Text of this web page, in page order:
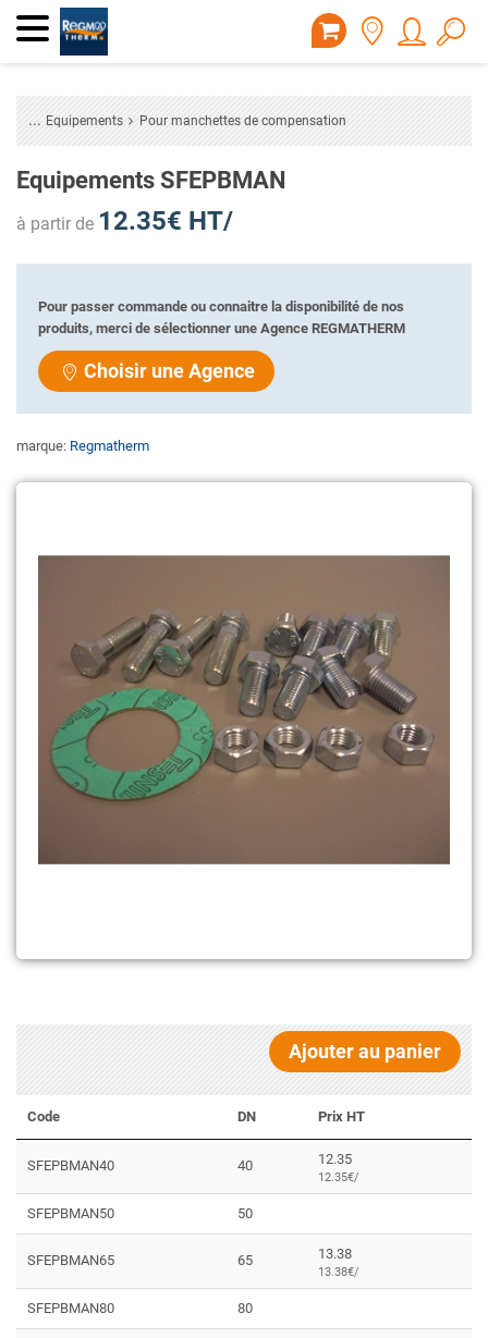
Equipements Pour manchettes de compensation
Equipements SFEPBMAN
à partir de 12.35€ HT/
Pour passer commande ou connaitre la disponibilité de nos
produits, merci de sélectionner une Agence REGMATHERM
Choisir une Agence
marque: Regmatherm
Ajouter au panier
Code DN Prix HT
SFEPBMAN40 40 12.35
12.35€/
SFEPBMAN50 50
SFEPBMAN65 65 13.38
13.38€/
SFEPBMAN80 80